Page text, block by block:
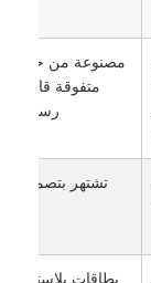
مصنوعة من حمض
متفوقة قابلة
رسمية
تشتهر